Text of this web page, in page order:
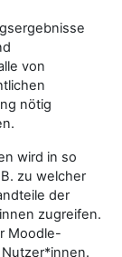
von
nötig
wird in so
zu welcher
der
zugreifen.
Moodle-